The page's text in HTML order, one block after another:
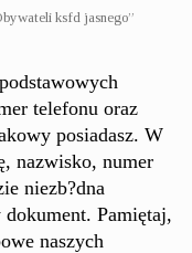
ksfd jasnego”
telefonu oraz
posiadasz. W
nazwisko, numer
niezb?dna
Pamiętaj,
naszych